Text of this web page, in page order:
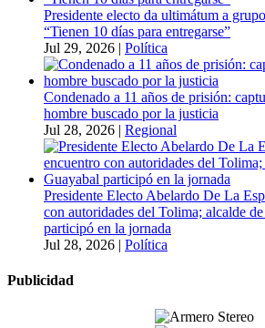
Presidente electo da ultimátum a
“Tienen 10 días para entregarse”
Jul 29, 2026 | Política
Condenado a 11 años de prisión:
hombre buscado por la justicia
Jul 28, 2026 | Regional
Presidente Electo Abelardo De La
con autoridades del Tolima; alcalde
participó en la jornada
Jul 28, 2026 | Política
Publicidad